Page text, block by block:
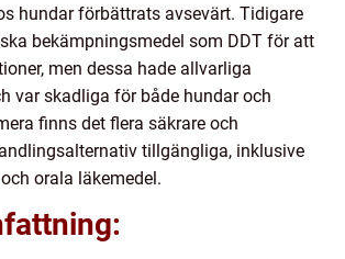
hundar förbättrats avsevärt. Tidigare
bekämpningsmedel som DDT för att
men dessa hade allvarliga
var skadliga för både hundar och
finns det flera säkrare och
tillgängliga, inklusive
orala läkemedel.